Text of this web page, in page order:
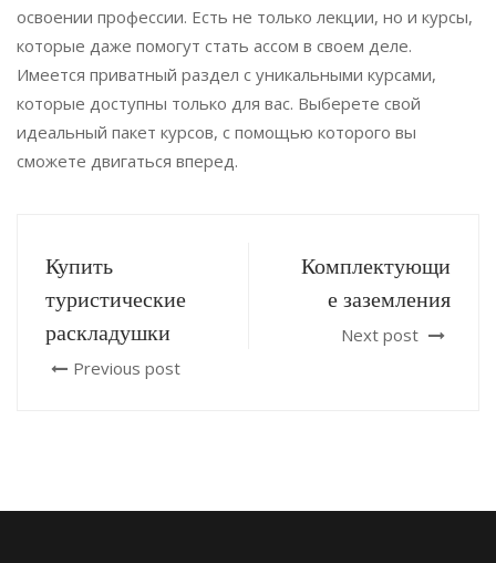
освоении профессии. Есть не только лекции, но и курсы,
которые даже помогут стать ассом в своем деле.
Имеется приватный раздел с уникальными курсами,
которые доступны только для вас. Выберете свой
идеальный пакет курсов, с помощью которого вы
сможете двигаться вперед.
Купить
туристические
раскладушки
Previous post
Комплектующи
е заземления
Next post